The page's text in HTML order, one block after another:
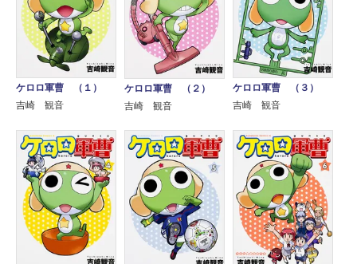
ケロロ軍曹 （１）
吉崎 観音
ケロロ軍曹 （２）
吉崎 観音
ケロロ軍曹 （３）
吉崎 観音